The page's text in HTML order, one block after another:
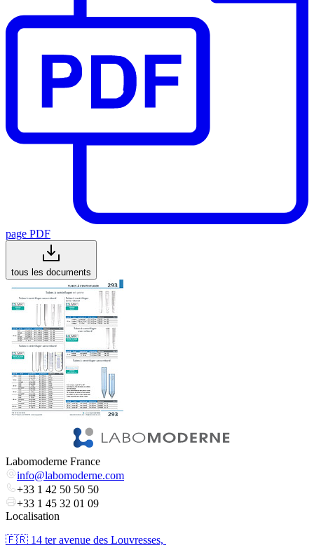
page PDF
tous les documents
Labomoderne France
info@labomoderne.com
+33 1 42 50 50 50
+33 1 45 32 01 09
Localisation
🇫🇷 ​14 ter avenue des Louvresses,